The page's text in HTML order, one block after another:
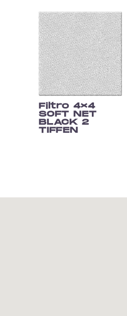
Filtro 4×4
SOFT NET
BLACK 2
TIFFEN